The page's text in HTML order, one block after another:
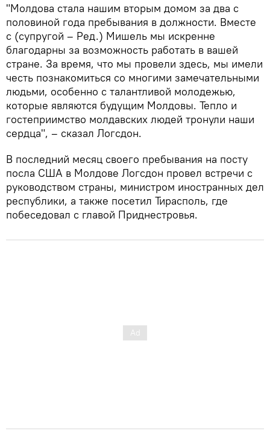
"Молдова стала нашим вторым домом за два с
половиной года пребывания в должности. Вместе
с (супругой – Ред.) Мишель мы искренне
благодарны за возможность работать в вашей
стране. За время, что мы провели здесь, мы имели
честь познакомиться со многими замечательными
людьми, особенно с талантливой молодежью,
которые являются будущим Молдовы. Тепло и
гостеприимство молдавских людей тронули наши
сердца", – сказал Логсдон.
В последний месяц своего пребывания на посту
посла США в Молдове Логсдон провел встречи с
руководством страны, министром иностранных дел
республики, а также посетил Тирасполь, где
побеседовал с главой Приднестровья.